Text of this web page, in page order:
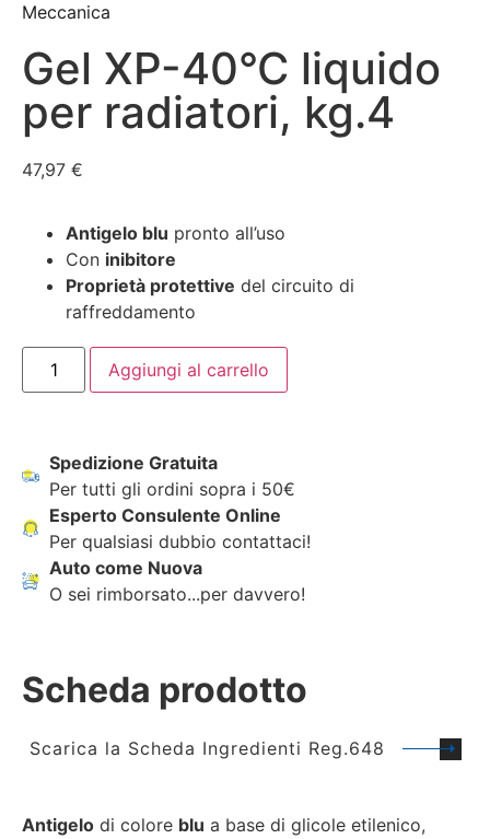
Meccanica
Gel XP-40°C liquido
per radiatori, kg.4
47,97 €
Antigelo blu pronto all’uso
Con inibitore
Proprietà protettive del circuito di
raffreddamento
Aggiungi al carrello
Spedizione Gratuita
Per tutti gli ordini sopra i 50€
Esperto Consulente Online
Per qualsiasi dubbio contattaci!
Auto come Nuova
O sei rimborsato...per davvero!
Scheda prodotto
Scarica la Scheda Ingredienti Reg.648
Antigelo di colore blu a base di glicole etilenico,